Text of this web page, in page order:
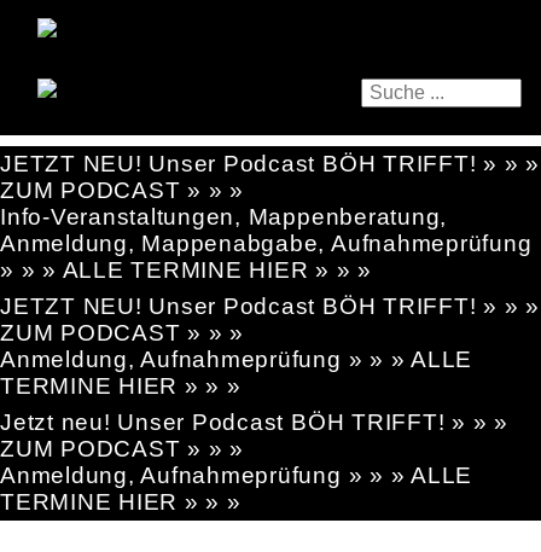
JETZT NEU! Unser Podcast BÖH TRIFFT! » » »
ZUM PODCAST » » »
Info-Veranstaltungen, Mappenberatung,
Anmeldung, Mappenabgabe, Aufnahmeprüfung
» » » ALLE TERMINE HIER » » »
JETZT NEU! Unser Podcast BÖH TRIFFT! » » »
ZUM PODCAST » » »
Anmeldung, Aufnahmeprüfung » » » ALLE
TERMINE HIER » » »
Jetzt neu! Unser Podcast BÖH TRIFFT! » » »
ZUM PODCAST » » »
Anmeldung, Aufnahmeprüfung » » » ALLE
TERMINE HIER » » »